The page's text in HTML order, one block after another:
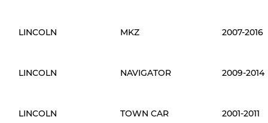
LINCOLN MKZ 2007-2016
LINCOLN NAVIGATOR 2009-2014
LINCOLN TOWN CAR 2001-2011